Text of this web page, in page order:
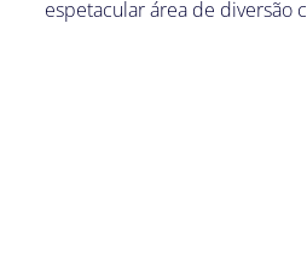
espetacular área de diversão